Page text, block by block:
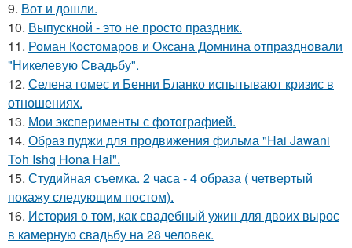
9. Вот и дошли.
10. Выпускной - это не просто праздник.
11. Роман Костомаров и Оксана Домнина отпраздновали
"Никелевую Свадьбу".
12. Селена гомес и Бенни Бланко испытывают кризис в
отношениях.
13. Мои эксперименты с фотографией.
14. Образ пуджи для продвижения фильма "Hai Jawani
Toh Ishq Hona Hai".
15. Студийная съемка. 2 часа - 4 образа ( четвертый
покажу следующим постом).
16. История о том, как свадебный ужин для двоих вырос
в камерную свадьбу на 28 человек.